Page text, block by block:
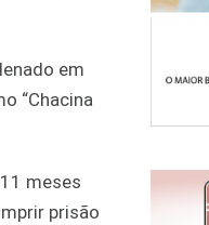
em
“Chacina
meses
prisão